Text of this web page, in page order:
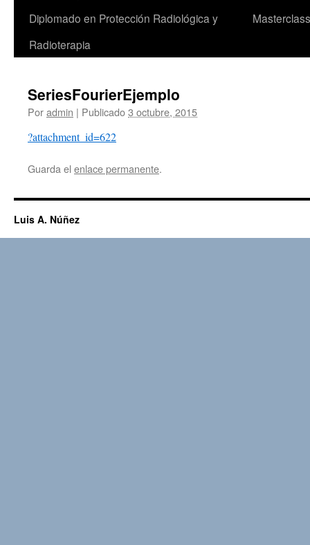
contenido
Diplomado en Protección Radiológica y
Radioterapia
SeriesFourierEjemplo
Poradmin | Publicado3 octubre, 2015
?attachment_id=622
Guarda el enlace permanente.
Luis A. Núñez